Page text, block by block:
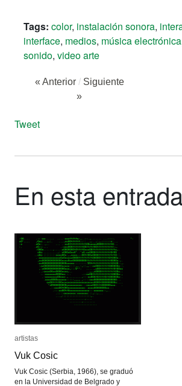
Tags: color, instalación sonora,
interface, medios, música electrónica
sonido, video arte
« Anterior / Siguiente
»
Tweet
En esta
artistas
Vuk Cosic
Vuk Cosic (Serbia, 1966), se graduó
en la Universidad de Belgrado y
artistas
Vuk Cosic